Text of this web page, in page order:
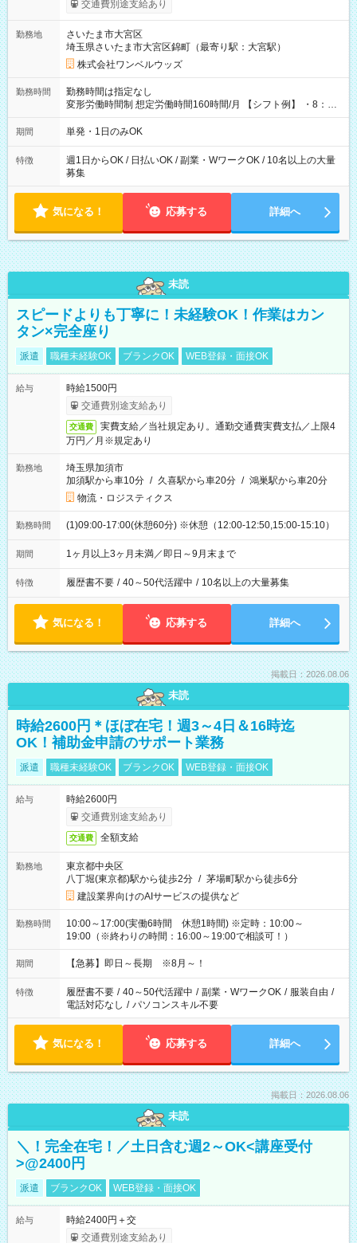
ンビニATMから 日払い分を引き落とせます！ 【試用期間】試
交通費別途支給あり
勤務地
さいたま市大宮区
埼玉県さいたま市大宮区錦町（最寄り駅：大宮駅）
株式会社ワンベルウッズ
勤務時間
勤務時間は指定なし
変形労働時間制 想定労働時間160時間/月 【シフト例】 ・8：00
～21：00
期間 単発・1日のみOK
特徴
週1日からOK / 日払いOK / 副業・WワークOK / 10名以上の大量
募集
気になる！ 応募する 詳細へ
未読
スピードよりも丁寧に！未経験OK！作業はカン
タン×完全座り
派遣 職種未経験OK ブランクOK WEB登録・面接OK
給与
時給1500円
交通費別途支給あり
交通費
実費支給／当社規定あり。通勤交通費実費支払／上限4
万円／月※規定あり
勤務地
埼玉県加須市
加須駅から車10分 / 久喜駅から車20分 / 鴻巣駅から車20分
物流・ロジスティクス
勤務時間 (1)09:00-17:00(休憩60分) ※休憩（12:00-12:50,15:00-15:10）
期間 1ヶ月以上3ヶ月未満／即日～9月末まで
特徴 履歴書不要 / 40～50代活躍中 / 10名以上の大量募集
気になる！ 応募する 詳細へ
掲載日：2026.08.06
未読
時給2600円＊ほぼ在宅！週3～4日＆16時迄
OK！補助金申請のサポート業務
派遣 職種未経験OK ブランクOK WEB登録・面接OK
給与
時給2600円
交通費別途支給あり
交通費 全額支給
勤務地
東京都中央区
八丁堀(東京都)駅から徒歩2分 / 茅場町駅から徒歩6分
建設業界向けのAIサービスの提供など
勤務時間
10:00～17:00(実働6時間 休憩1時間) ※定時：10:00～
19:00（※終わりの時間：16:00～19:00で相談可！）
期間 【急募】即日～長期 ※8月～！
特徴 履歴書不要 / 40～50代活躍中 / 副業・WワークOK / 服装自由 /
電話対応なし / パソコンスキル不要
気になる！ 応募する 詳細へ
掲載日：2026.08.06
未読
＼！完全在宅！／土日含む週2～OK<講座受付
>@2400円
派遣 ブランクOK WEB登録・面接OK
給与
時給2400円＋交
交通費別途支給あり